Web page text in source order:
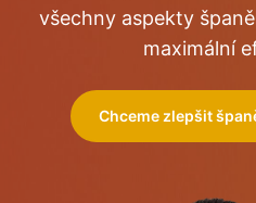
všechny aspekty
maximální
Chceme zlepšit